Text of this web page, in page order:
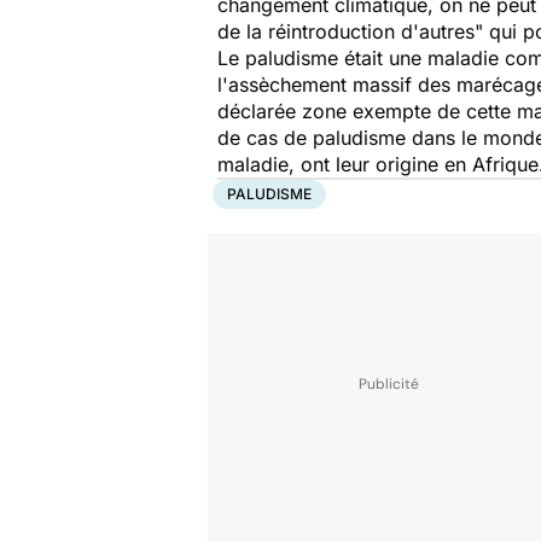
changement climatique, on ne
de la réintroduction d'autres" qui
Le paludisme était une maladie
l'assèchement massif des
déclarée zone exempte de cette
de cas de paludisme dans le
maladie, ont leur origine en
PALUDISME